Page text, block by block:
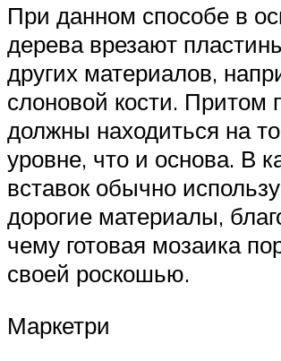
При данном способе в
дерева врезают
других материалов,
слоновой кости. Притом
должны находиться на
уровне, что и основа. В
вставок обычно
дорогие материалы,
чему готовая мозаика
своей роскошью.
Маркетри